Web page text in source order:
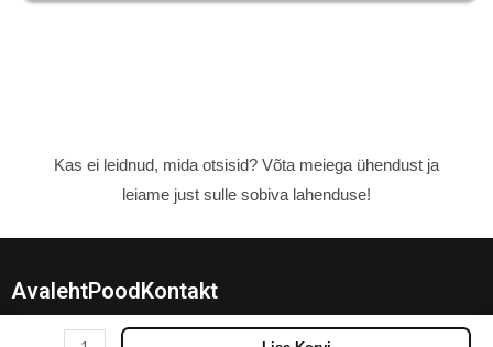
Kas ei leidnud, mida otsisid? Võta meiega ühendust ja
leiame just sulle sobiva lahenduse!
AvalehtPoodKontakt
Dalmaatsia